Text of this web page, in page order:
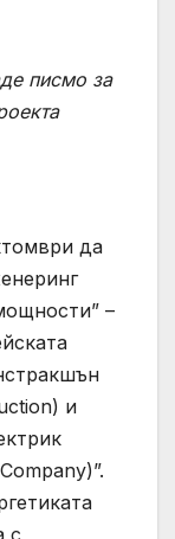
писмо за
да
–
и